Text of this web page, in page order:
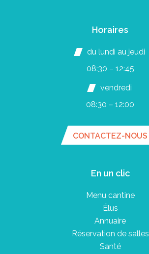
Horaires
du lundi au jeudi
08:30 – 12:45
vendredi
08:30 – 12:00
CONTACTEZ-NOUS
En un clic
Menu cantine
Élus
Annuaire
Réservation de salles
Santé